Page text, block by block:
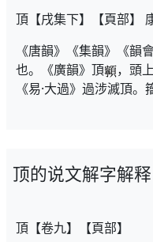
頂【戌集下】【頁部】
《唐韻》《集韻》《韻會
也。《廣韻》頂
，頭
《易·大過》過涉滅頂。
顶的说文解字解释
頂【卷九】【頁部】